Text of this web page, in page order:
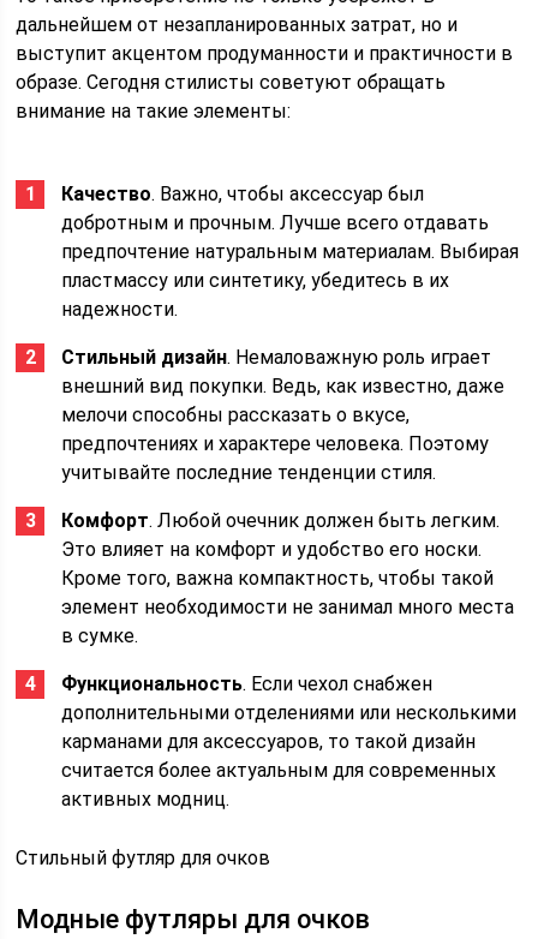
дальнейшем от незапланированных затрат, но и
выступит акцентом продуманности и практичности в
образе. Сегодня стилисты советуют обращать
внимание на такие элементы:
Качество. Важно, чтобы аксессуар был
добротным и прочным. Лучше всего отдавать
предпочтение натуральным материалам. Выбирая
пластмассу или синтетику, убедитесь в их
надежности.
Стильный дизайн. Немаловажную роль играет
внешний вид покупки. Ведь, как известно, даже
мелочи способны рассказать о вкусе,
предпочтениях и характере человека. Поэтому
учитывайте последние тенденции стиля.
Комфорт. Любой очечник должен быть легким.
Это влияет на комфорт и удобство его носки.
Кроме того, важна компактность, чтобы такой
элемент необходимости не занимал много места
в сумке.
Функциональность. Если чехол снабжен
дополнительными отделениями или несколькими
карманами для аксессуаров, то такой дизайн
считается более актуальным для современных
активных модниц.
Стильный футляр для очков
Модные футляры для очков